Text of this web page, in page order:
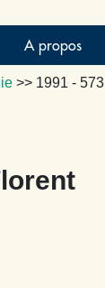
A propos
>> 1991 - 573